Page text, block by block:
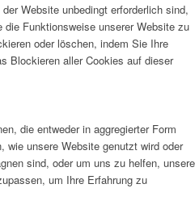
Website unbedingt erforderlich sind,
Funktionsweise unserer Website zu
oder löschen, indem Sie Ihre
Blockieren aller Cookies auf dieser
die entweder in aggregierter Form
wie unsere Website genutzt wird oder
sind, oder um uns zu helfen, unsere
um Ihre Erfahrung zu